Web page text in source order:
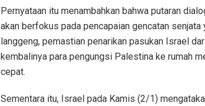
Pernyataan itu menambahkan bahwa putaran
akan berfokus pada pencapaian gencatan
langgeng, pemastian penarikan pasukan Israel
kembalinya para pengungsi Palestina ke rumah
cepat.
Sementara itu, Israel pada Kamis (2/1)